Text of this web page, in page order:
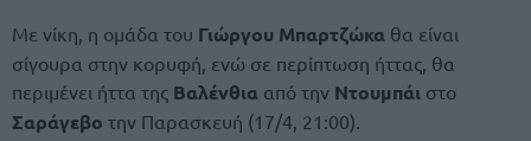
Με νίκη, η ομάδα του Γιώργου Μπαρτζώκα θα είναι
σίγουρα στην κορυφή, ενώ σε περίπτωση ήττας, θα
περιμένει ήττα της Βαλένθια από την Ντουμπάι στο
Σαράγεβο την Παρασκευή (17/4, 21:00).